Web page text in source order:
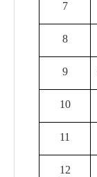
7
8
9
10
11
12